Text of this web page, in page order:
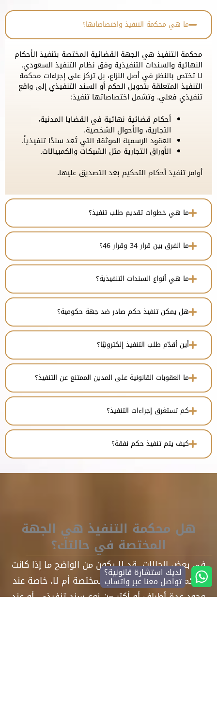
ما هي محكمة التنفيذ واختصاصاتها؟
محكمة التنفيذ هي الجهة القضائية المختصة بتنفيذ الأحكام
النهائية والسندات التنفيذية وفق نظام التنفيذ السعودي.
لا تختص بالنظر في أصل النزاع، بل تركز على إجراءات محكمة
التنفيذ المتعلقة بتحويل الحكم أو السند التنفيذي إلى واقع
تنفيذي فعلي. وتشمل اختصاصاتها تنفيذ:
أحكام قضائية نهائية في القضايا المدنية،
التجارية، والأحوال الشخصية.
العقود الرسمية الموثقة التي تُعد سندًا تنفيذياً.
الأوراق التجارية مثل الشيكات والكمبيالات.
أوامر تنفيذ أحكام التحكيم بعد التصديق عليها.
ما هي خطوات تقديم طلب تنفيذ؟
ما الفرق بين قرار 34 وقرار 46؟
ما هي أنواع السندات التنفيذية؟
هل يمكن تنفيذ حكم صادر ضد جهة حكومية؟
أين أقدّم طلب التنفيذ إلكترونيًا؟
ما العقوبات القانونية على المدين الممتنع عن التنفيذ؟
كم تستغرق إجراءات التنفيذ؟
كيف يتم تنفيذ حكم نفقة؟
هل محكمة التنفيذ هي الجهة
المختصة في حالتك؟
في بعض الحالات، قد لا يكون من الواضح ما إذا كانت
محكمة التنفيذ هي الجهة المختصة أم لا، خاصة عند
وجود عدة أطراف أو أكثر من نوع سند تنفيذي، أو عند
لديك استشارة قانونية؟
تواصل معنا عبر واتساب